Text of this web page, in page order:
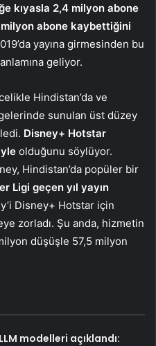
kıyasla 2,4 milyon abone
abone kaybettiğini
yayına girmesinden bu
geliyor.
Hindistan’da ve
sunulan üst düzey
Disney+ Hotstar
olduğunu söylüyor.
Hindistan’da popüler bir
Ligi geçen yıl yayın
Disney+ Hotstar için
zorladı. Şu anda, hizmetin
düşüşle 57,5 ​​milyon
modelleri açıklandı: